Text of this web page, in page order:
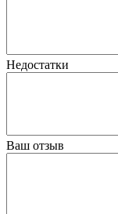
Недостатки
Ваш отзыв